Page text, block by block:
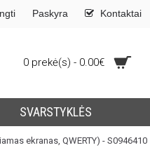
Paskyra Kontaktai
0 prekė(s) - 0.00€
SVARSTYKLĖS
ekranas, QWERTY) - S0946410